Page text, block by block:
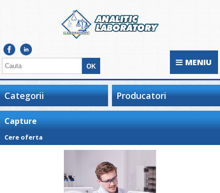
MENIU
Categorii Producatori
Capture
Cere oferta